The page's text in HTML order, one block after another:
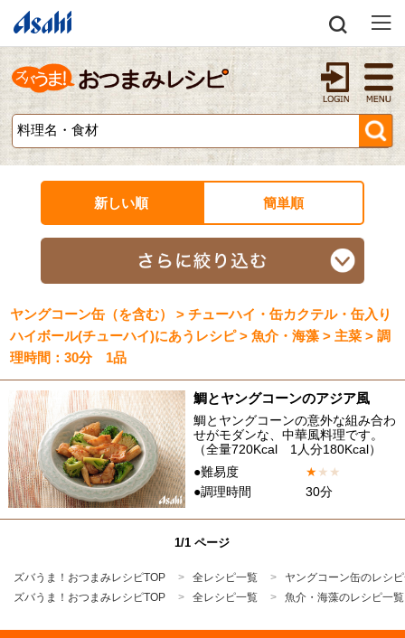
新しい順 簡単順
ヤングコーン缶（を含む） > チューハイ・缶カクテル・缶入り
ハイボール(チューハイ)にあうレシピ > 魚介・海藻 > 主菜 > 調
理時間：30分 1品
鯛とヤングコーンのアジア風
鯛とヤングコーンの意外な組み合わ
せがモダンな、中華風料理です。
（全量720Kcal 1人分180Kcal）
●難易度
★★ ★
●調理時間
30分
1/1 ページ
ズバうま！おつまみレシピTOP 全レシピ一覧
ヤングコーン缶のレシ
ズバうま！おつまみレシピTOP
全レシピ一覧 魚介・海藻のレシピ一覧